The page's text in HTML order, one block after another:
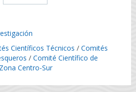
Científicos Técnicos / Comités
/ Comité Científico de
Centro-Sur